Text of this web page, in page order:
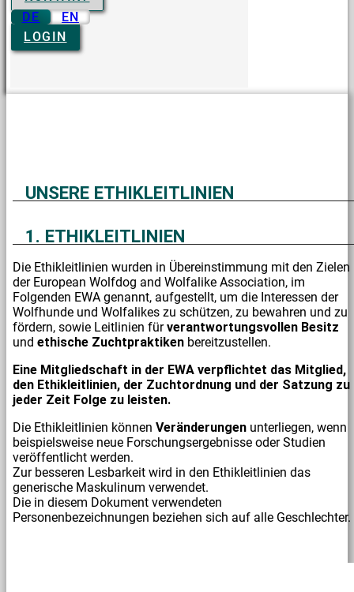
DE
EN
LOGIN
UNSERE ETHIKLEITLINIEN
1. ETHIKLEITLINIEN
Die Ethikleitlinien wurden in Übereinstimmung mit den Zielen
der European Wolfdog and Wolfalike Association, im
Folgenden EWA genannt, aufgestellt, um die Interessen der
Wolfhunde und Wolfalikes zu schützen, zu bewahren und zu
fördern, sowie Leitlinien fürverantwortungsvollen Besitz
und ethische Zuchtpraktiken bereitzustellen.
Eine Mitgliedschaft in der EWA verpflichtet das Mitglied,
den Ethikleitlinien, der Zuchtordnung und der Satzung zu
jeder Zeit Folge zu leisten.
Die Ethikleitlinien können Veränderungen unterliegen, wenn
beispielsweise neue Forschungsergebnisse oder Studien
veröffentlicht werden.
Zur besseren Lesbarkeit wird in den Ethikleitlinien das
generische Maskulinum verwendet.
Die in diesem Dokument verwendeten
Personenbezeichnungen beziehen sich auf alle Geschlechter.